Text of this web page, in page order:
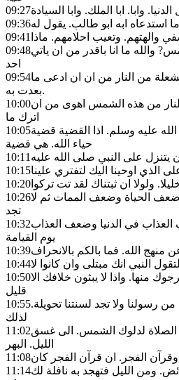
09:27
09:36استدعاه ابه ابو طالب. يقول له
09:41 والهتهم. وتعيب احلامهم. ماذا
09:48والله ما انا باقدر من ان ياتي
احد
09:54من النار من ان ان ادعى ما
بعدت به.
10:00من هذه الشمس اهوى من ان
اترك ما
10:05عليه وسلم. اذا القضية قضية
حياء الله. هي قضية
10:11يتنزل على النبي صلى الله عليه
10:15الذي اوحينا اليك لتفتري علينا
10:20 ولولا ان ثبتناك لقد تت تركوا
10:26ضعف الحياة وضعف الممات ثم لا
تجد
10:32في الدنيا وضعف العذاب
يوم القيامة
10:39منهج الله. فما بالكم بالانحراف
10:44النبي انك مبتلى وان كانوا لا
10:50منها. واذا لا يبثون خلافك الا
قليل
10:55رسولنا ولا تجد لسنتنا تحويلة.
لذلك
11:02الصلاة لدلوك الشمس. الى غسق
الليل. البهر
11:08الفجر. ان قرآن الفجر كان
11:14ومن الليل فتهجد به نافلة لك